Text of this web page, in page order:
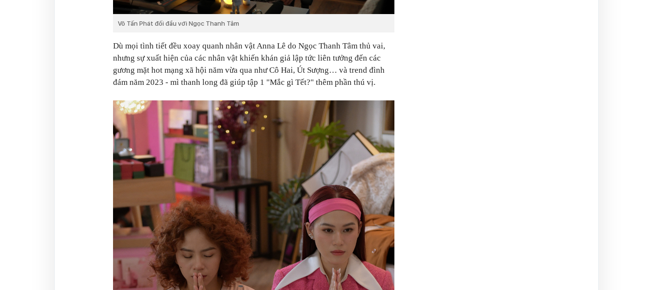
Võ Tấn Phát đối đầu với Ngọc Thanh Tâm
Dù mọi tình tiết đều xoay quanh nhân vật Anna Lê do Ngọc Thanh Tâm thủ vai,
nhưng sự xuất hiện của các nhân vật khiến khán giả lập tức liên tưởng đến các
gương mặt hot mạng xã hội năm vừa qua như Cô Hai, Út Sượng… và trend đình
đám năm 2023 - mì thanh long đã giúp tập 1 "Mắc gì Tết?" thêm phần thú vị.